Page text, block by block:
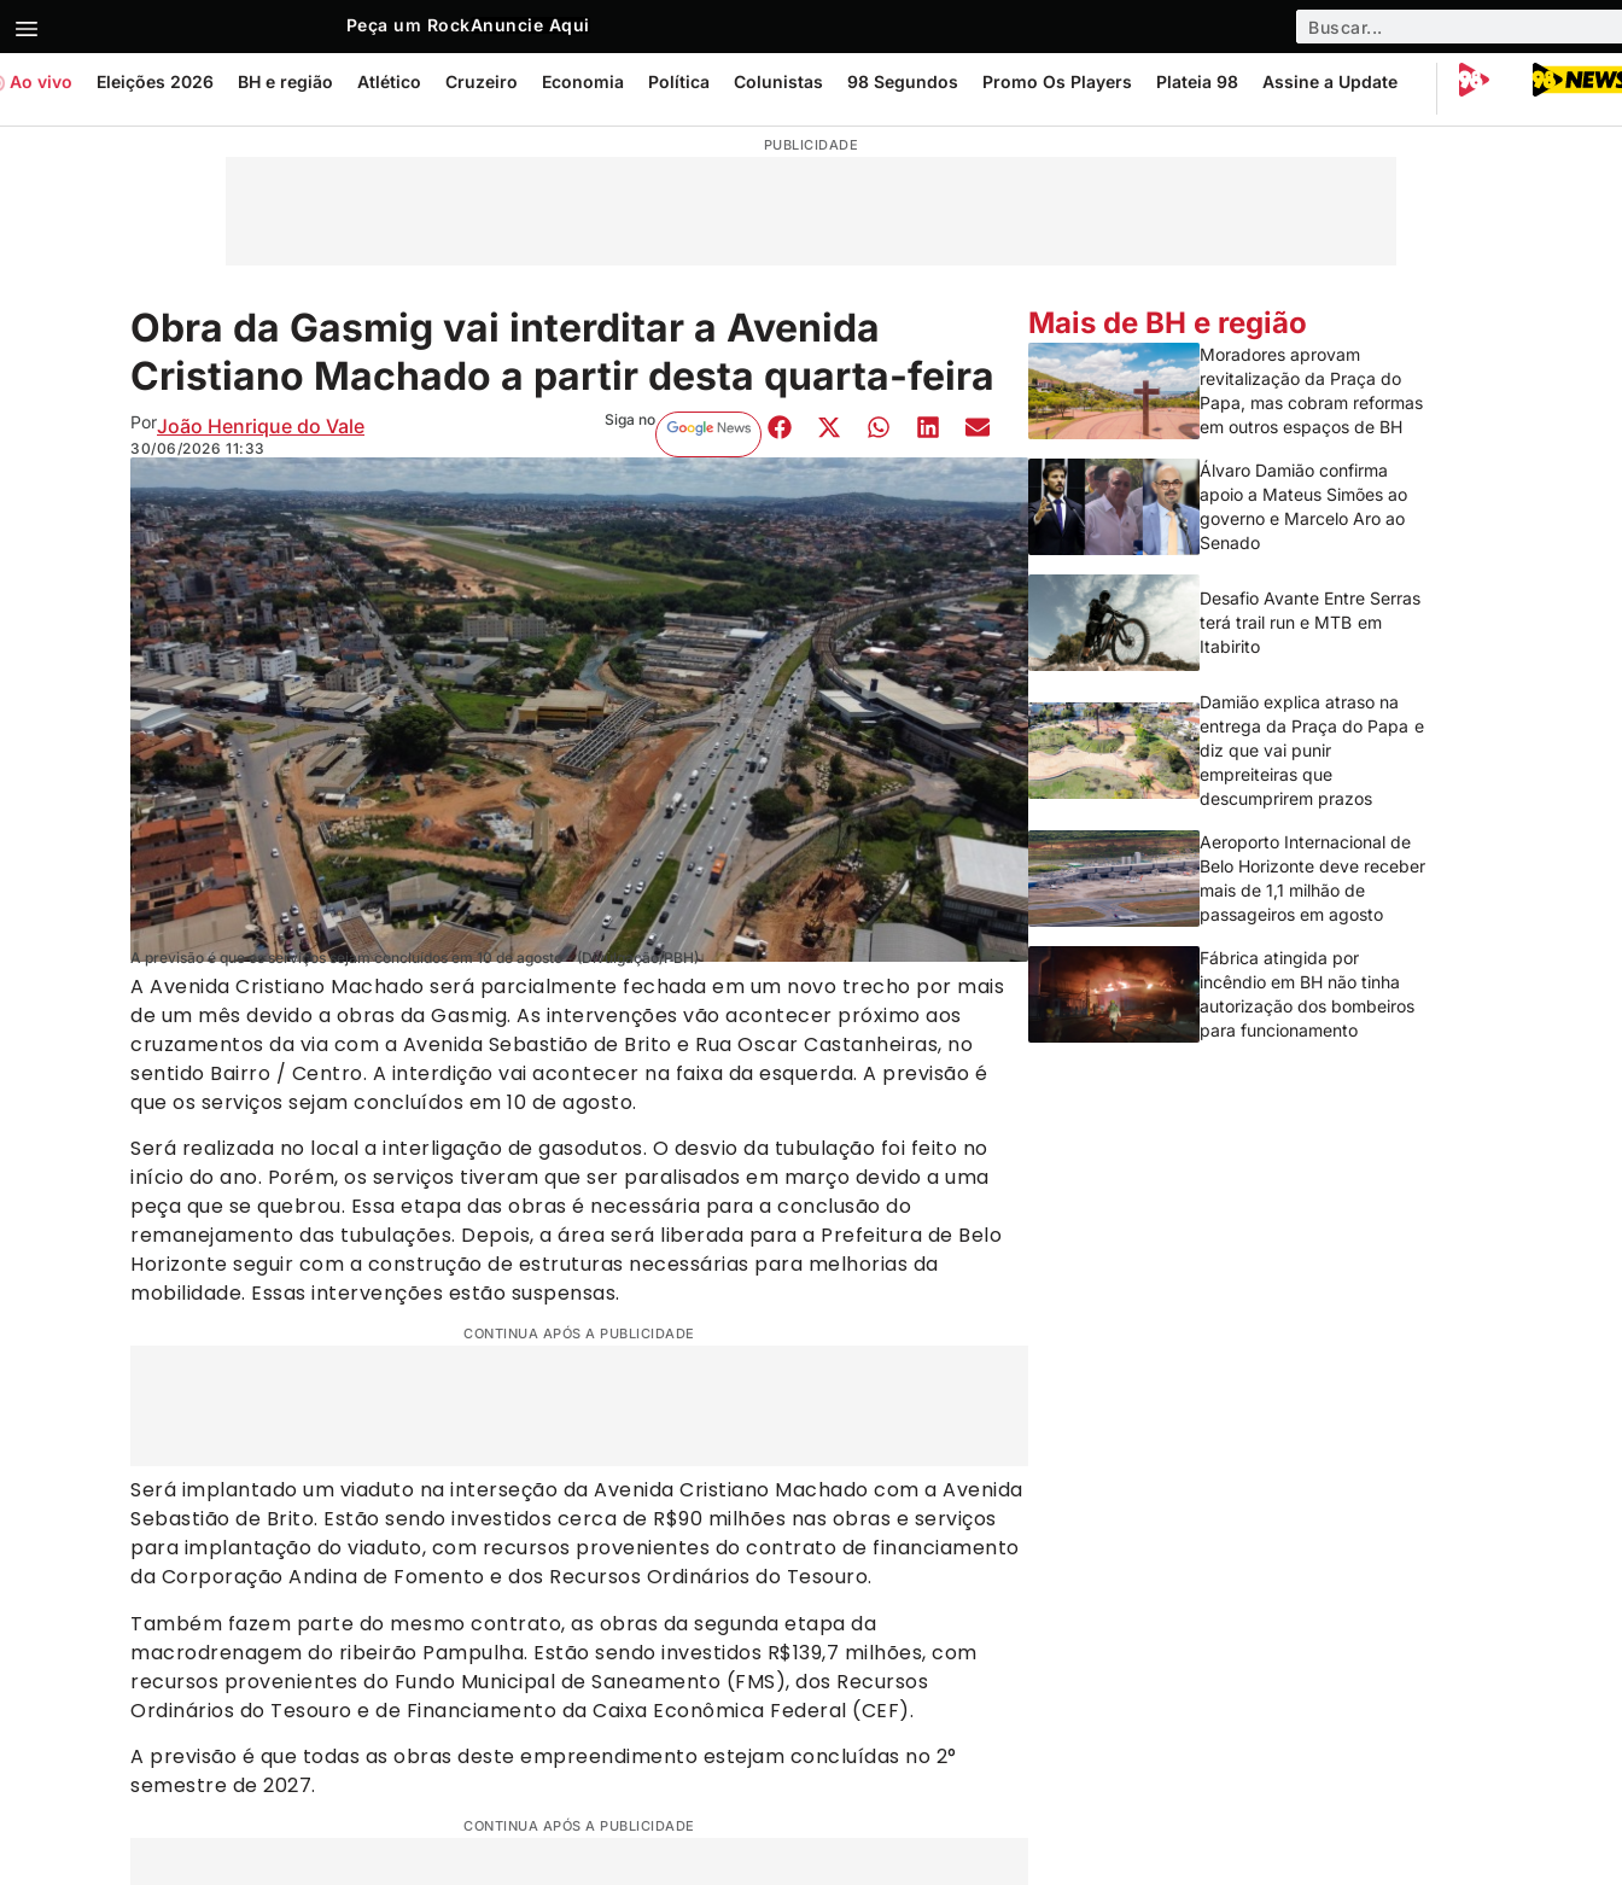
Peça um RockAnuncie Aqui
Ao vivo Eleições 2026 BH e região Atlético Cruzeiro Economia Política Colunistas 98 Segundos Promo Os Players Plateia 98 Assine a Update
PUBLICIDADE
Obra da Gasmig vai interditar a Avenida
Cristiano Machado a partir desta quarta-feira
PorJoão Henrique do Vale
30/06/2026 11:33
Siga no
A previsão é que os serviços sejam concluídos em 10 de agosto - (Divulgação/PBH)
A Avenida Cristiano Machado será parcialmente fechada em um novo trecho por mais
de um mês devido a obras da Gasmig. As intervenções vão acontecer próximo aos
cruzamentos da via com a Avenida Sebastião de Brito e Rua Oscar Castanheiras, no
sentido Bairro / Centro. A interdição vai acontecer na faixa da esquerda. A previsão é
que os serviços sejam concluídos em 10 de agosto.
Será realizada no local a interligação de gasodutos. O desvio da tubulação foi feito no
início do ano. Porém, os serviços tiveram que ser paralisados em março devido a uma
peça que se quebrou. Essa etapa das obras é necessária para a conclusão do
remanejamento das tubulações. Depois, a área será liberada para a Prefeitura de Belo
Horizonte seguir com a construção de estruturas necessárias para melhorias da
mobilidade. Essas intervenções estão suspensas.
CONTINUA APÓS A PUBLICIDADE
Será implantado um viaduto na interseção da Avenida Cristiano Machado com a Avenida
Sebastião de Brito. Estão sendo investidos cerca de R$90 milhões nas obras e serviços
para implantação do viaduto, com recursos provenientes do contrato de financiamento
da Corporação Andina de Fomento e dos Recursos Ordinários do Tesouro.
Também fazem parte do mesmo contrato, as obras da segunda etapa da
macrodrenagem do ribeirão Pampulha. Estão sendo investidos R$139,7 milhões, com
recursos provenientes do Fundo Municipal de Saneamento (FMS), dos Recursos
Ordinários do Tesouro e de Financiamento da Caixa Econômica Federal (CEF).
A previsão é que todas as obras deste empreendimento estejam concluídas no 2°
semestre de 2027.
CONTINUA APÓS A PUBLICIDADE
Mais de BH e região
Moradores aprovam
revitalização da Praça do
Papa, mas cobram reformas
em outros espaços de BH
Álvaro Damião confirma
apoio a Mateus Simões ao
governo e Marcelo Aro ao
Senado
Desafio Avante Entre Serras
terá trail run e MTB em
Itabirito
Damião explica atraso na
entrega da Praça do Papa e
diz que vai punir
empreiteiras que
descumprirem prazos
Aeroporto Internacional de
Belo Horizonte deve receber
mais de 1,1 milhão de
passageiros em agosto
Fábrica atingida por
incêndio em BH não tinha
autorização dos bombeiros
para funcionamento